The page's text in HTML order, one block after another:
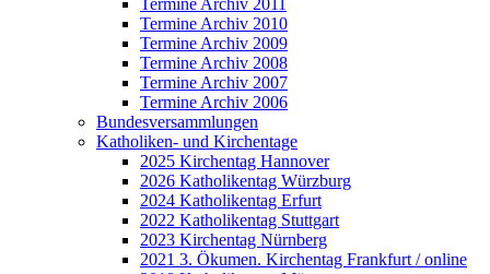
Termine Archiv 2011
Termine Archiv 2010
Termine Archiv 2009
Termine Archiv 2008
Termine Archiv 2007
Termine Archiv 2006
Bundesversammlungen
Katholiken- und Kirchentage
2025 Kirchentag Hannover
2026 Katholikentag Würzburg
2024 Katholikentag Erfurt
2022 Katholikentag Stuttgart
2023 Kirchentag Nürnberg
2021 3. Ökumen. Kirchentag Frankfurt / online